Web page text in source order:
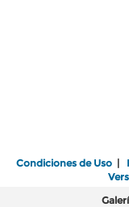
Condiciones de Uso |